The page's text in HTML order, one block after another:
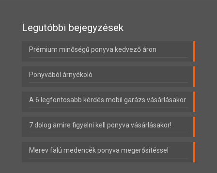
Legutóbbi bejegyzések
Prémium minőségű ponyva kedvező áron
Ponyvából árnyékoló
A 6 legfontosabb kérdés mobil garázs vásárlásakor
7 dolog amire figyelni kell ponyva vásárlásakor!
Merev falú medencék ponyva megerősítéssel